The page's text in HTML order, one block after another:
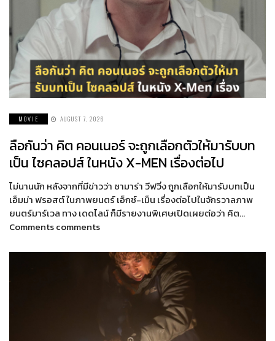
MOVIE AUGUST 7, 2026
ลือกันว่า คิต คอนเนอร์ จะถูกเลือกตัวให้มารับบท
เป็น ไซคลอปส์ ในหนัง X-MEN เรื่องต่อไป
ไม่นานนัก หลังจากที่มีข่าวว่า ซามาร่า วีฟวิ่ง ถูกเลือกให้มารับบทเป็น
เอ็มม่า ฟรอสต์ ในภาพยนตร์ เอ็กซ์-เม็น เรื่องต่อไปในจักรวาลภาพ
ยนตร์มาร์เวล ทาง เดดไลน์ ก็มีรายงานพิเศษเปิดเผยต่อว่า คิต…
Comments comments